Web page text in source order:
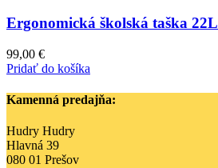
Ergonomická školská taška
99,00 €
Pridať do košíka
Kamenná predajňa:
Hudry Hudry
Hlavná 39
080 01 Prešov